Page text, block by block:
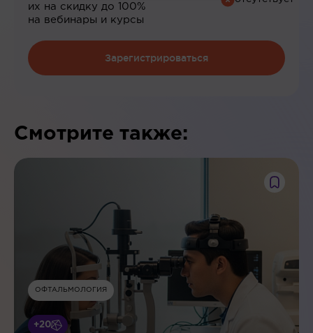
их на скидку до 100%
на вебинары и курсы
Зарегистрироваться
Смотрите также:
ОФТАЛЬМОЛОГИЯ
+20